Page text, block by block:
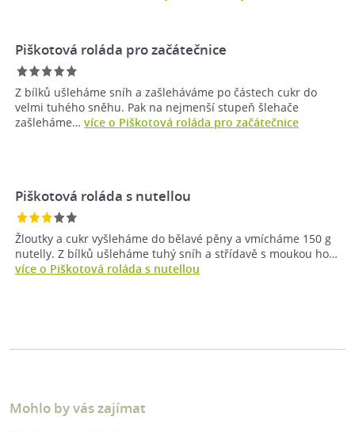
Piškotová roláda pro začátečnice
Z bílků ušleháme sníh a zašleháváme po částech cukr do
velmi tuhého sněhu. Pak na nejmenší stupeň šlehače
zašleháme… více o Piškotová roláda pro začátečnice
Piškotová roláda s nutellou
Žloutky a cukr vyšleháme do bělavé pěny a vmícháme 150 g
nutelly. Z bílků ušle­háme tuhý sníh a střídavě s moukou ho…
více o Piškotová roláda s nutellou
Mohlo by vás zajímat